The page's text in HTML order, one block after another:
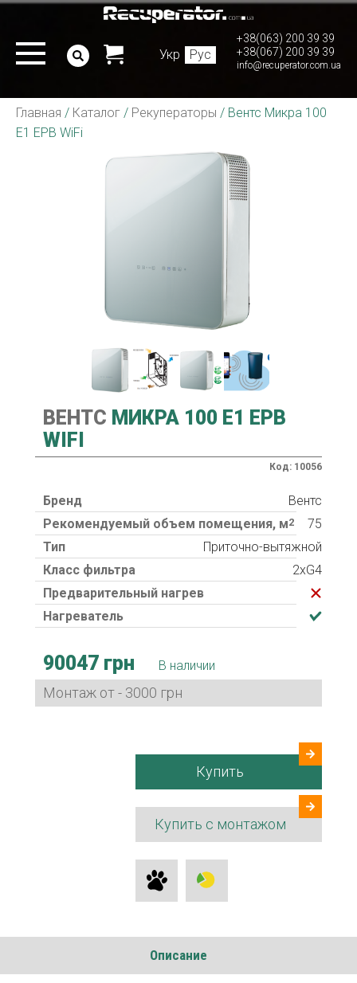
Укр Рус
+38(063) 200 39 39
+38(067) 200 39 39
info@recuperator.com.ua
Главная / Каталог / Рекуператоры / Вентс Микра 100
Е1 ЕРВ WiFi
ВЕНТС МИКРА 100 Е1 ЕРВ
WIFI
Код: 10056
Бренд
Вентс
Рекомендуемый объем помещения, м2
75
Тип
Приточно-вытяжной
Класс фильтра
2xG4
Предварительный нагрев
Нагреватель
90047 грн В наличии
Монтаж от - 3000 грн
Купить
Купить с монтажом
Описание